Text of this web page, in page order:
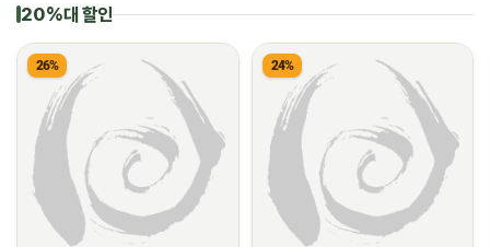
20%대 할인
26% 24%